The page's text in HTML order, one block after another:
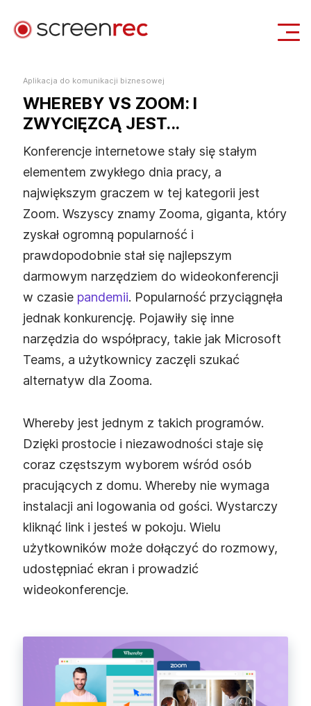
Zaloguj się Pobierz Za Darmo
Aplikacja do komunikacji biznesowej
WHEREBY VS ZOOM: I
ZWYCIĘZCĄ JEST...
Konferencje internetowe stały się stałym
elementem zwykłego dnia pracy, a
największym graczem w tej kategorii jest
Zoom. Wszyscy znamy Zooma, giganta, który
zyskał ogromną popularność i
prawdopodobnie stał się najlepszym
darmowym narzędziem do wideokonferencji
w czasie pandemii. Popularność przyciągnęła
jednak konkurencję. Pojawiły się inne
narzędzia do współpracy, takie jak Microsoft
Teams, a użytkownicy zaczęli szukać
alternatyw dla Zooma.
Whereby jest jednym z takich programów.
Dzięki prostocie i niezawodności staje się
coraz częstszym wyborem wśród osób
pracujących z domu. Whereby nie wymaga
instalacji ani logowania od gości. Wystarczy
kliknąć link i jesteś w pokoju. Wielu
użytkowników może dołączyć do rozmowy,
udostępniać ekran i prowadzić
wideokonferencje.